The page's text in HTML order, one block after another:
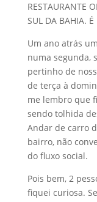
RESTAURANTE
SUL DA BAHIA.
Um ano atrás
numa segunda,
pertinho de
de terça à
me lembro que
sendo tolhida
Andar de carro
bairro, não
do fluxo social.
Pois bem, 2
fiquei curiosa.